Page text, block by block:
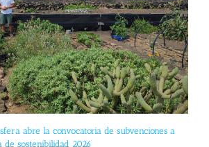
abre la convocatoria de subvenciones a
sostenibilidad 2026